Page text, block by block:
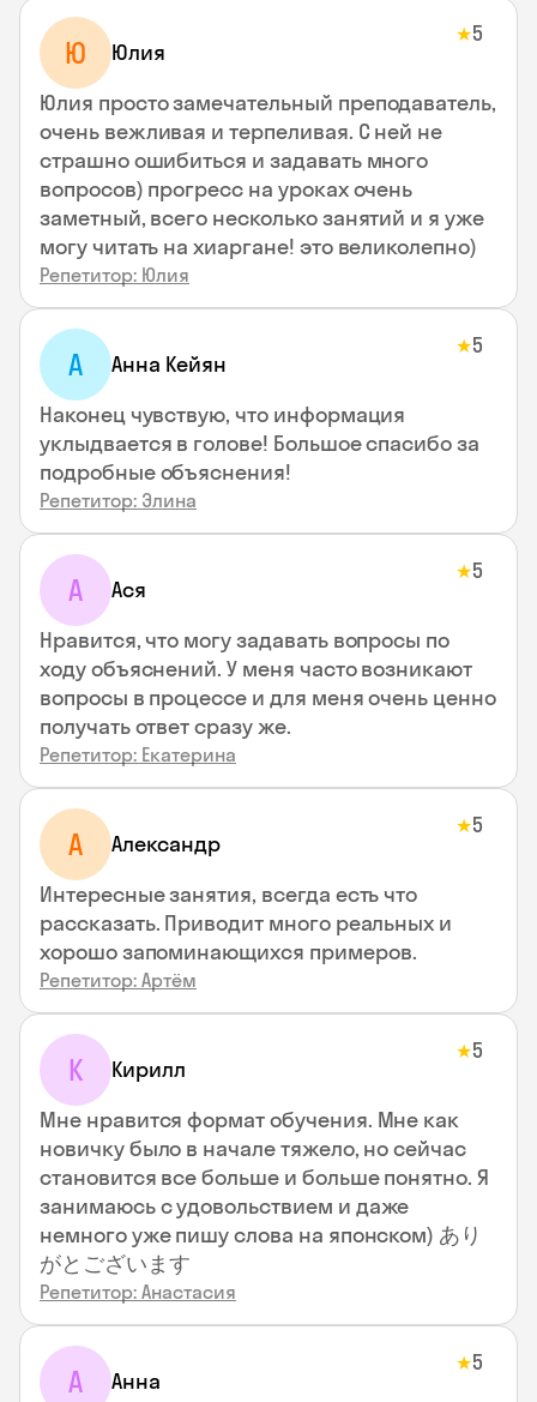
Ю Юлия
★5
Юлия просто замечательный преподаватель,
очень вежливая и терпеливая. С ней не
страшно ошибиться и задавать много
вопросов) прогресс на уроках очень
заметный, всего несколько занятий и я уже
могу читать на хиаргане! это великолепно)
Репетитор: Юлия
А Анна Кейян
★5
Наконец чувствую, что информация
уклыдвается в голове! Большое спасибо за
подробные объяснения!
Репетитор: Элина
А Ася
★5
Нравится, что могу задавать вопросы по
ходу объяснений. У меня часто возникают
вопросы в процессе и для меня очень ценно
получать ответ сразу же.
Репетитор: Екатерина
А Александр
★5
Интересные занятия, всегда есть что
рассказать. Приводит много реальных и
хорошо запоминающихся примеров.
Репетитор: Артём
К Кирилл
★5
Мне нравится формат обучения. Мне как
новичку было в начале тяжело, но сейчас
становится все больше и больше понятно. Я
занимаюсь с удовольствием и даже
немного уже пишу слова на японском) あり
がとございます
Репетитор: Анастасия
А Анна
★5